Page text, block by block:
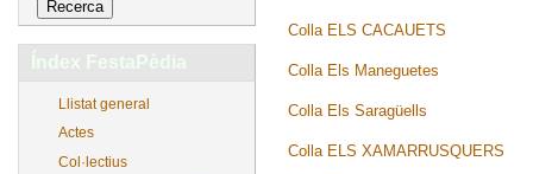
Índex FestaPèdia
Llistat general
Actes
Col·lectius
Colla ELS CACAUETS
Colla Els Maneguetes
Colla Els Saragüells
Colla ELS XAMARRUSQUERS